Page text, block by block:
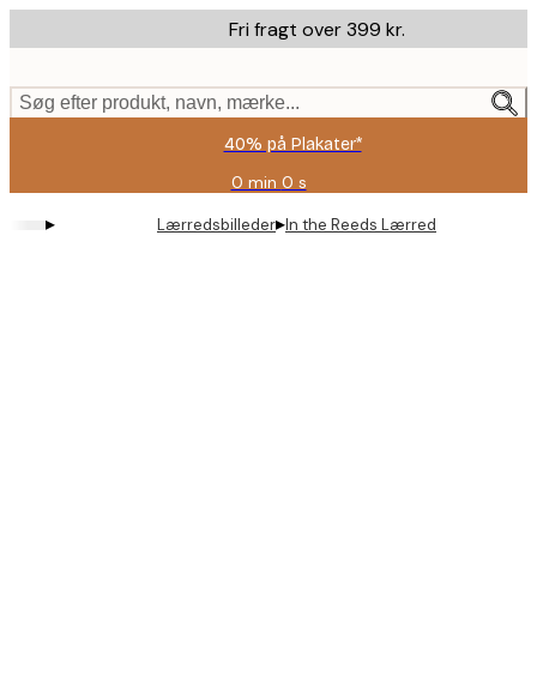
to
content.
Fri fragt over 399 kr.
Søg efter produkt, navn, mærke...
40% på Plakater*
0 min 0 s
Gyldig
indtil:
2026-
▸ Lærredsbilleder▸In the Reeds Lærred